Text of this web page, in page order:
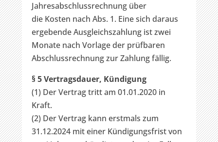
Jahresabschlussrechnung über
die Kosten nach Abs. 1. Eine sich daraus
ergebende Ausgleichszahlung ist zwei
Monate nach Vorlage der prüfbaren
Abschlussrechnung zur Zahlung fällig.
§ 5 Vertragsdauer, Kündigung
(1) Der Vertrag tritt am 01.01.2020 in
Kraft.
(2) Der Vertrag kann erstmals zum
31.12.2024 mit einer Kündigungsfrist von